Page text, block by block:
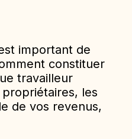
important de
constituer
travailleur
les
de vos revenus,